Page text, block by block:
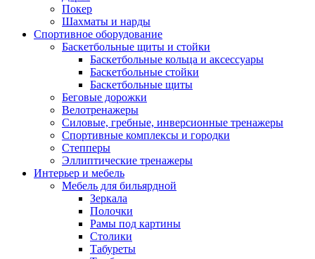
Покер
Шахматы и нарды
Спортивное оборудование
Баскетбольные щиты и стойки
Баскетбольные кольца и аксессуары
Баскетбольные стойки
Баскетбольные щиты
Беговые дорожки
Велотренажеры
Силовые, гребные, инверсионные тренажеры
Спортивные комплексы и городки
Степперы
Эллиптические тренажеры
Интерьер и мебель
Мебель для бильярдной
Зеркала
Полочки
Рамы под картины
Столики
Табуреты